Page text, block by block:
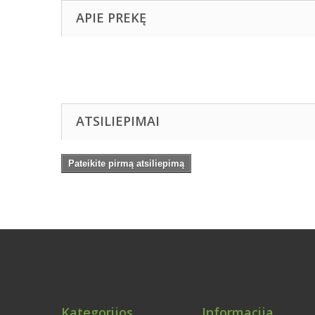
APIE PREKĘ
ATSILIEPIMAI
Pateikite pirmą atsiliepimą